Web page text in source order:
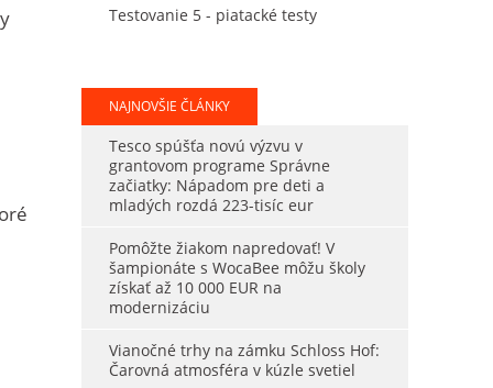
Testovanie 5 - piatacké testy
NAJNOVŠIE ČLÁNKY
Tesco spúšťa novú výzvu v
grantovom programe Správne
začiatky: Nápadom pre deti a
mladých rozdá 223-tisíc eur
Pomôžte žiakom napredovať! V
šampionáte s WocaBee môžu školy
získať až 10 000 EUR na
modernizáciu
Vianočné trhy na zámku Schloss Hof:
Čarovná atmosféra v kúzle svetiel